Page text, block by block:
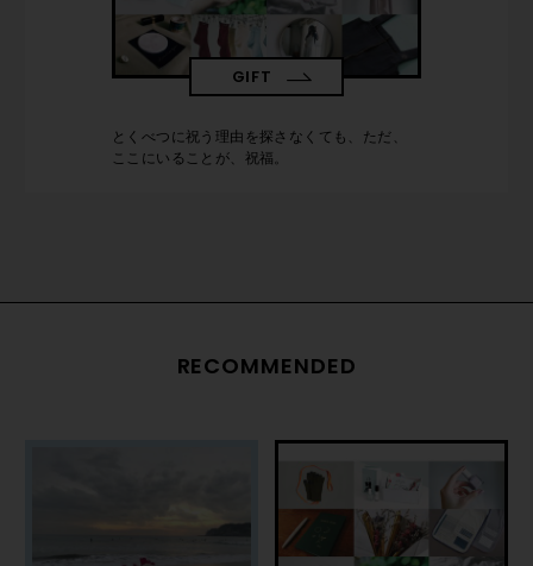
GIFT
とくべつに祝う理由を探さなくても、ただ、
ここにいることが、祝福。
RECOMMENDED